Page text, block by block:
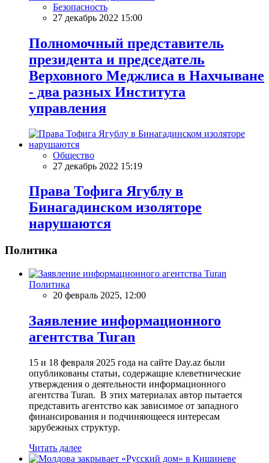
Безопасность
27 декабрь 2022 15:00
Полномочный представитель
президента и председатель
Верховного Меджлиса в Нахчыване
- два разных Института
управления
Общество
27 декабрь 2022 15:19
Права Тофига Ягублу в
Бинагадинском изоляторе
нарушаются
Политика
Политика
20 февраль 2025, 12:00
Заявление информационного
агентства Turan
15 и 18 февраля 2025 года на сайте Day.az были
опубликованы статьи, содержащие клеветнические
утверждения о деятельности информационного
агентства Turan. В этих материалах автор пытается
представить агентство как зависимое от западного
финансирования и подчиняющееся интересам
зарубежных структур.
Читать далее